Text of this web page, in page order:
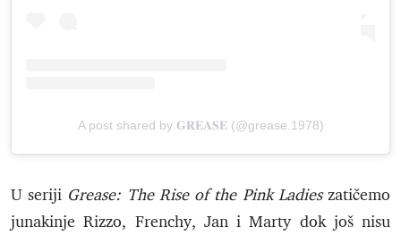
A post shared by 𝐆𝐑𝐄𝐀𝐒𝐄 (@grease.1978)
U seriji Grease: The Rise of the Pink Ladieszatičemo
junakinje Rizzo, Frenchy, Jan i Marty dok još nisu